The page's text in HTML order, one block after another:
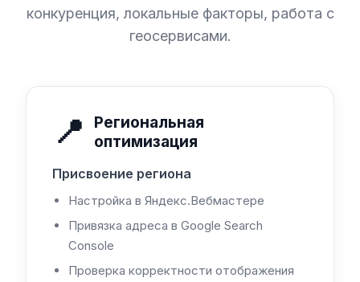
конкуренция, локальные факторы, работа с
геосервисами.
📍
Региональная
оптимизация
Присвоение региона
Настройка в Яндекс.Вебмастере
Привязка адреса в Google Search
Console
Проверка корректности отображения